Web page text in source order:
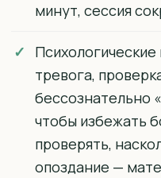
минут, сессия
тревога,
бессознательно
чтобы избежать
проверять,
опоздание —